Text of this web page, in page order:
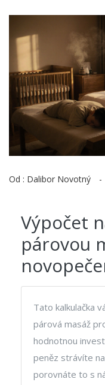
Od : Dalibor Novotný
Výpočet
párovou
Tato kalkulačka
párová masáž
hodnotnou
peněz strávíte
porovnáte to s